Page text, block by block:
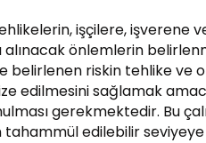
işçilere, işverene
önlemlerin
riskin tehlike ve
edilmesini sağlamak
gerekmektedir. Bu
edilebilir seviyeye